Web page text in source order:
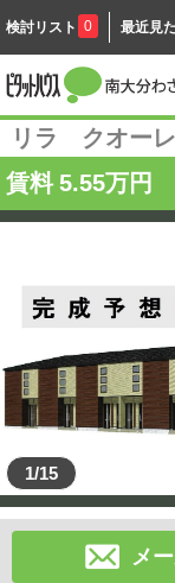
検討リスト 0 最近見
リラ クオー
賃料 5.55万円
1/15
メ